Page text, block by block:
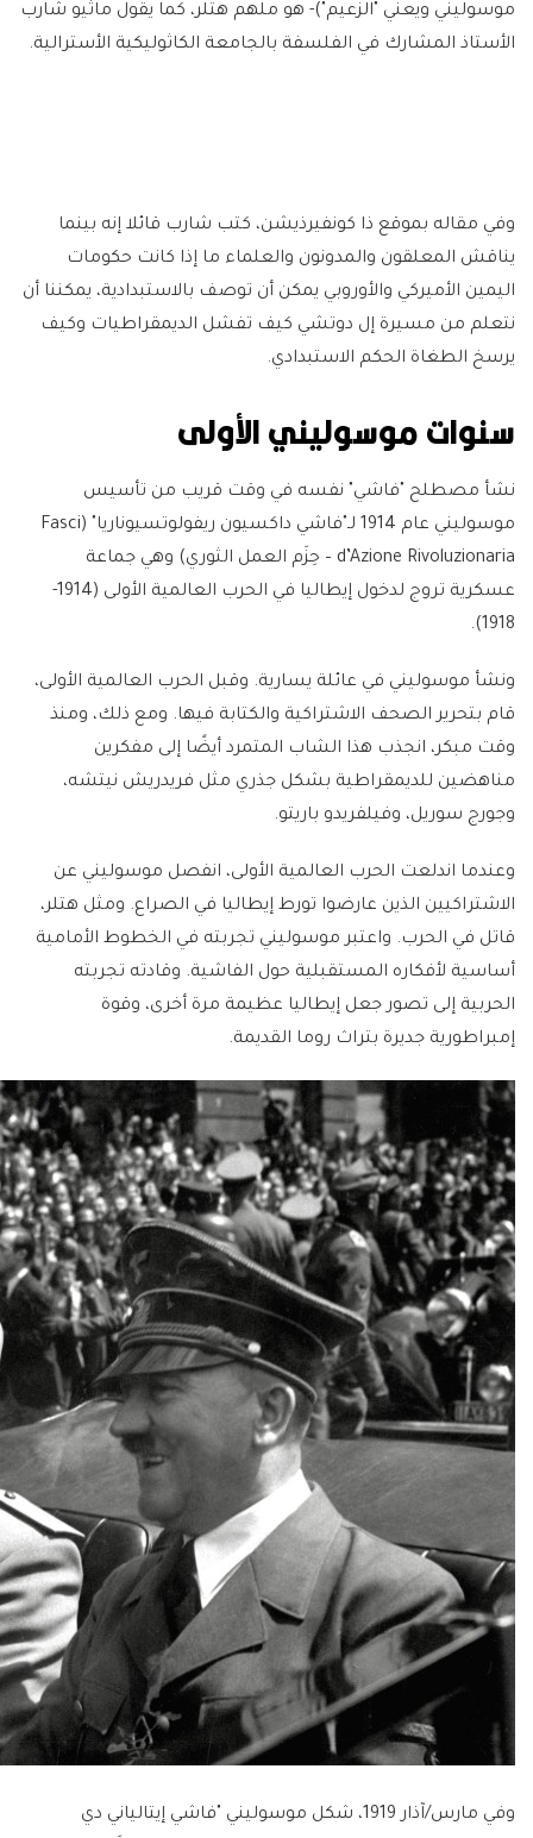
موسوليني ويعني "الزعيم")- هو ملهم هتلر، كما يقول ماثيو شارب
الأستاذ المشارك في الفلسفة بالجامعة الكاثوليكية الأسترالية.
وفي مقاله بموقع ذا كونفيرذيشن، كتب شارب قائلا إنه بينما
يناقش المعلقون والمدونون والعلماء ما إذا كانت حكومات
اليمين الأميركي والأوروبي يمكن أن توصف بالاستبدادية، يمكننا أن
نتعلم من مسيرة إل دوتشي كيف تفشل الديمقراطيات وكيف
يرسخ الطغاة الحكم الاستبدادي.
سنوات موسوليني الأولى
نشأ مصطلح "فاشي" نفسه في وقت قريب من تأسيس
موسوليني عام 1914 لـ"فاشي داكسيون ريفولوتسيوناريا" (Fasci
d’Azione Rivoluzionaria – حِزَم العمل الثوري) وهي جماعة
عسكرية تروج لدخول إيطاليا في الحرب العالمية الأولى (1914-
1918).
ونشأ موسوليني في عائلة يسارية. وقبل الحرب العالمية الأولى،
قام بتحرير الصحف الاشتراكية والكتابة فيها. ومع ذلك، ومنذ
وقت مبكر، انجذب هذا الشاب المتمرد أيضًا إلى مفكرين
مناهضين للديمقراطية بشكل جذري مثل فريدريش نيتشه،
وجورج سوريل، وفيلفريدو باريتو.
وعندما اندلعت الحرب العالمية الأولى، انفصل موسوليني عن
الاشتراكيين الذين عارضوا تورط إيطاليا في الصراع. ومثل هتلر،
قاتل في الحرب. واعتبر موسوليني تجربته في الخطوط الأمامية
أساسية لأفكاره المستقبلية حول الفاشية. وقادته تجربته
الحربية إلى تصور جعل إيطاليا عظيمة مرة أخرى، وقوة
إمبراطورية جديرة بتراث روما القديمة.
وفي مارس/آذار 1919، شكل موسوليني "فاشي إيتالياني دي